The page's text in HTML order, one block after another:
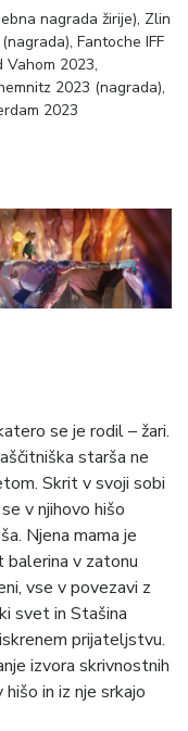
nagrada žirije), Zlin
Fantoche IFF
Vahom 2023,
2023 (nagrada),
2023
se je rodil – žari.
starša ne
Skrit v svoji sobi
v njihovo hišo
Njena mama je
balerina v zatonu
vse v povezavi z
svet in Stašina
prijateljstvu.
izvora skrivnostnih
in iz nje srkajo